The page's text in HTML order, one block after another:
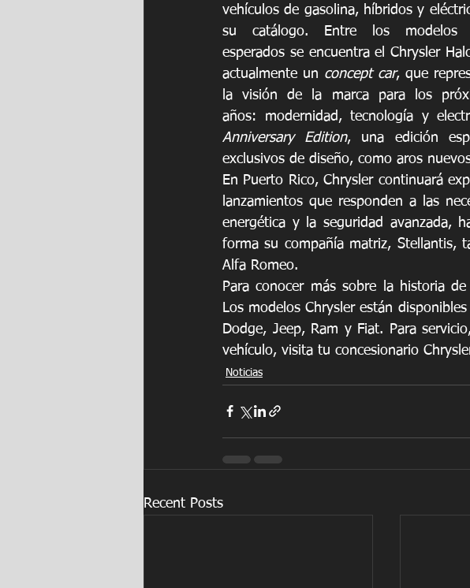
vehículos de gasolina, híbridos y
su catálogo. Entre los modelos
esperados se encuentra el Chrysler
actualmente un concept car, que
la visión de la marca para los
años: modernidad, tecnología y
Anniversary Edition, una edición
exclusivos de diseño, como aros
En Puerto Rico, Chrysler continuará
lanzamientos que responden a las
energética y la seguridad avanzada,
forma su compañía matriz, Stellantis,
Alfa Romeo.
Para conocer más sobre la historia
Los modelos Chrysler están
Dodge, Jeep, Ram y Fiat. Para
vehículo, visita tu concesionario
Noticias
Recent Posts